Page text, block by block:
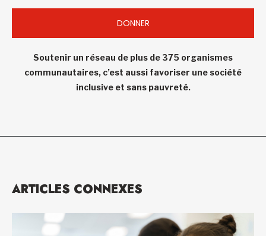
DONNER
Soutenir un réseau de plus de 375 organismes
communautaires, c’est aussi favoriser une société
inclusive et sans pauvreté.
ARTICLES CONNEXES